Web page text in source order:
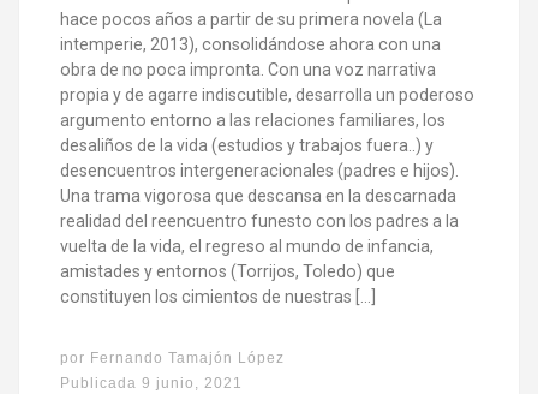
hace pocos años a partir de su primera novela (La
intemperie, 2013), consolidándose ahora con una
obra de no poca impronta. Con una voz narrativa
propia y de agarre indiscutible, desarrolla un poderoso
argumento entorno a las relaciones familiares, los
desaliños de la vida (estudios y trabajos fuera..) y
desencuentros intergeneracionales (padres e hijos).
Una trama vigorosa que descansa en la descarnada
realidad del reencuentro funesto con los padres a la
vuelta de la vida, el regreso al mundo de infancia,
amistades y entornos (Torrijos, Toledo) que
constituyen los cimientos de nuestras […]
por Fernando Tamajón López
Publicada9 junio, 2021